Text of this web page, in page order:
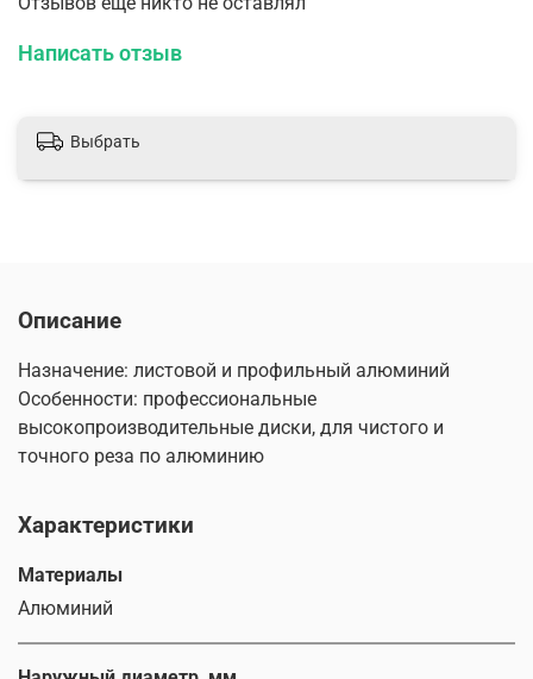
Написать отзыв
Выбрать
Описание
Назначение: листовой и профильный алюминий
Особенности: профессиональные
высокопроизводительные диски, для чистого и
точного реза по алюминию
Характеристики
Материалы
Алюминий